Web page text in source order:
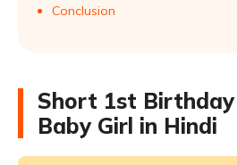
Conclusion
Short 1st
Baby Girl in Hindi